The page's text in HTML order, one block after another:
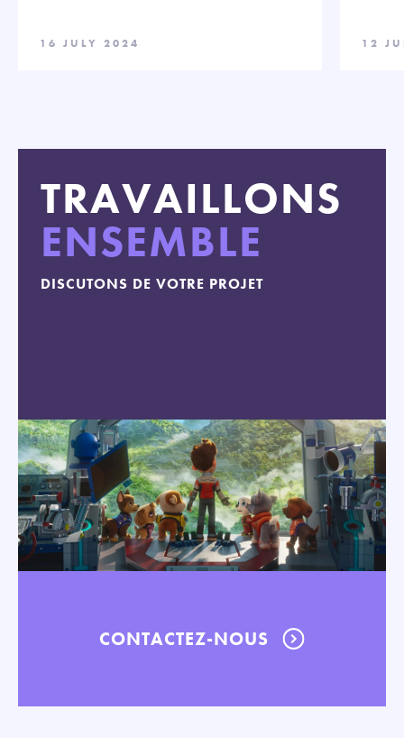
16 JULY 2024 12
TRAVAILLONS
ENSEMBLE
DISCUTONS DE VOTRE PROJET
CONTACTEZ-NOUS